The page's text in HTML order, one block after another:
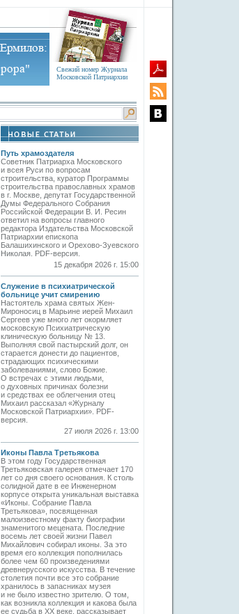
Свежий номер Журнала
Московской Патриархии
Путь храмоздателя
Советник Патриарха Московского
и всея Руси по вопросам
строительства, куратор Программы
строительства православных храмов
в г. Москве, депутат Государственной
Думы Федерального Собрания
Российской Федерации В. И. Ресин
ответил на вопросы главного
редактора Издательства Московской
Патриархии епископа
Балашихинского и Орехово-Зуевского
Николая. PDF-версия.
15 декабря 2026 г. 15:00
Служение в психиатрической
больнице учит смирению
Настоятель храма святых Жен-
Мироносиц в Марьине иерей Михаил
Сергеев уже много лет окормляет
московскую Психиатрическую
клиническую больницу № 13.
Выполняя свой пастырский долг, он
старается донести до пациентов,
страдающих психическими
заболеваниями, слово Божие.
О встречах с этими людьми,
о духовных причинах болезни
и средствах ее облегчения отец
Михаил рассказал «Журналу
Московской Патриархии». PDF-
версия.
27 июля 2026 г. 13:00
Иконы Павла Третьякова
В этом году Государственная
Третьяковская галерея отмечает 170
лет со дня своего основания. К столь
солидной дате в ее Инженерном
корпусе открыта уникальная выставка
«Иконы. Собрание Павла
Третьякова», посвященная
малоизвестному факту биографии
знаменитого мецената. Последние
восемь лет своей жизни Павел
Михайлович собирал иконы. За это
время его коллекция пополнилась
более чем 60 произведениями
древнерусского искусства. В течение
столетия почти все это собрание
хранилось в запасниках музея
и не было известно зрителю. О том,
как возникла коллекция и какова была
ее судьба в ХХ веке, рассказывает